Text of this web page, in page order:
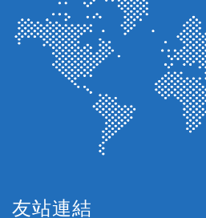
友站連結